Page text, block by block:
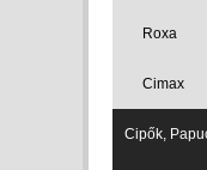
Roxa
Cimax
Cipők,